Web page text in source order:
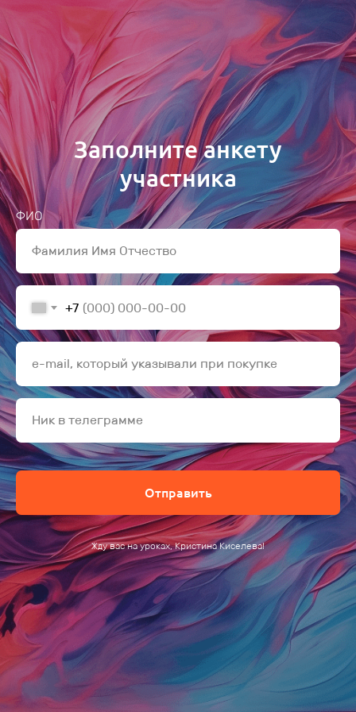
Заполните анкету
участника
ФИО
Фамилия Имя Отчество
+7
e-mail, который указывали при покупке
Ник в телеграмме
Отправить
Жду вас на уроках, Кристина Киселева!